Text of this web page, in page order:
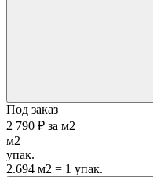
Под заказ
2 790 ₽ за м2
м2
упак.
2.694 м2 = 1 упак.